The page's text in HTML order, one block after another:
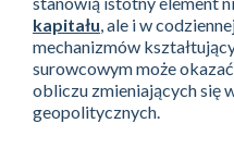
kapitału, ale i w
mechanizmów
surowcowym może
obliczu zmieniających się
geopolitycznych.